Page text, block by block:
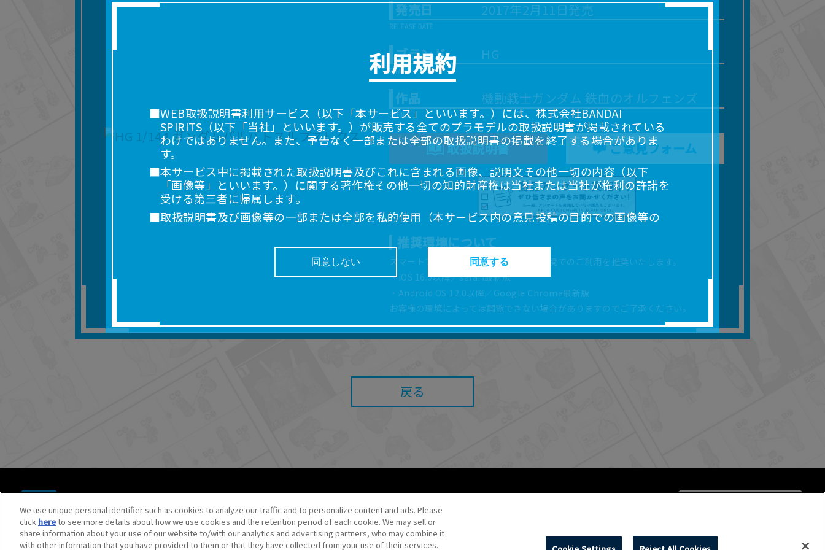
発売日 2017年2月11日発売
ブランド HG
作品 機動戦士ガンダム 鉄血のオルフェンズ
取扱説明書 ご意見フォーム
推奨環境について
スマートフォン、タブレットは以下の環境でのご利用を推奨いたします。
・iOS 16.0以降／safari最新版
・Android OS 12.0以降／Google Chrome最新版
お客様の環境によっては閲覧できない場合がありますのでご了承ください。
戻る
© BANDAI SPIRITS CO.,LTD. ALL RIGHTS RESERVED.
©創通・サンライズ ©創通・サンライズ・MBS
©SOTSU・SUNRISE ©SOTSU・SUNRISE・MBS
©Nintendo・Creatures・GAME FREAK・TV Tokyo・ShoPro・JR Kikaku ©Pokémon
©Pokémon. ©Nintendo/Creatures Inc./GAME FREAK inc.
We use unique personal identifier such as cookies to analyze our traffic and to personalize content and ads. Please
click hereto see more details about how we use cookies and the retention period of each cookie. We may sell or
share information about your use of our website to/with our analytics and advertising partners, who may combine it
with other information that you have provided to them or that they have collected from your use of their services.
利用規約
■WEB取扱説明書利用サービス（以下「本サービス」といいます。）には、株式会社BANDAI
SPIRITS（以下「当社」といいます。）が販売する全てのプラモデルの取扱説明書が掲載されている
わけではありません。また、予告なく一部または全部の取扱説明書の掲載を終了する場合がありま
す。
■本サービス中に掲載された取扱説明書及びこれに含まれる画像、説明文その他一切の内容（以下
「画像等」といいます。）に関する著作権その他一切の知的財産権は当社または当社が権利の許諾を
受ける第三者に帰属します。
■取扱説明書及び画像等の一部または全部を私的使用（本サービス内の意見投稿の目的での画像等の
れに限りません。）することは禁止いたします。
■掲載している取扱説明書は、お客様が購入された商品に同梱されたものと異なる場合があります。
■対象商品仕様の変更などにより、取扱説明書の内容は予告なく変更される場合があります。
■当社は、取扱説明書の正確性確保に努めておりますが、取扱説明書の完全性を保証するものではあ
■お客様のご利用環境によっては、本サービスをご利用いただけない場合があります。
器、ネットワークへの障害（コンピューターウィルスに起因する障害を含みます。）等が生じたとし
■当社は、本サービスの内容・条件を予告なく変更または停止することがあります。また当社は、本
同意しない 同意する